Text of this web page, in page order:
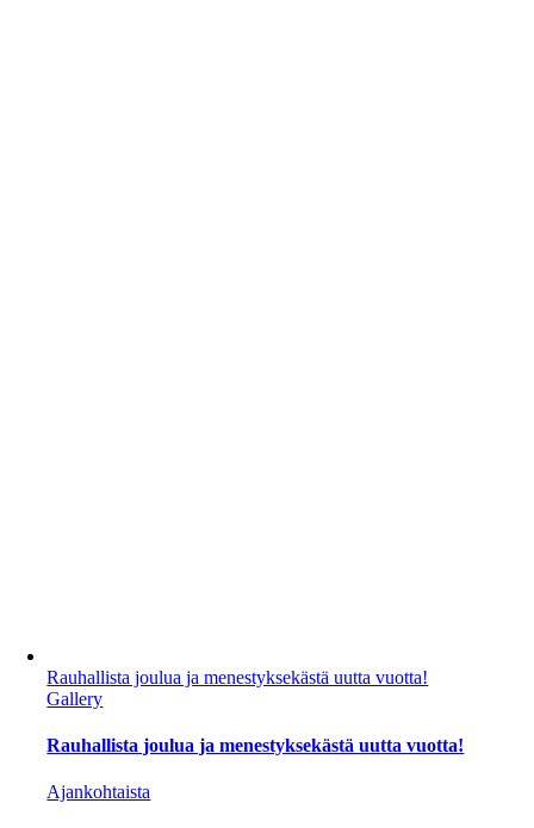
Rauhallista joulua ja menestyksekästä uutta vuotta!
Gallery
Rauhallista joulua ja menestyksekästä uutta vuotta!
Ajankohtaista